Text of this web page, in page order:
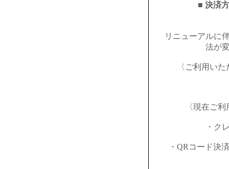
■ 決済
リニューアルに
法が
〈ご利用い
〈現在ご
・ク
・QRコード決